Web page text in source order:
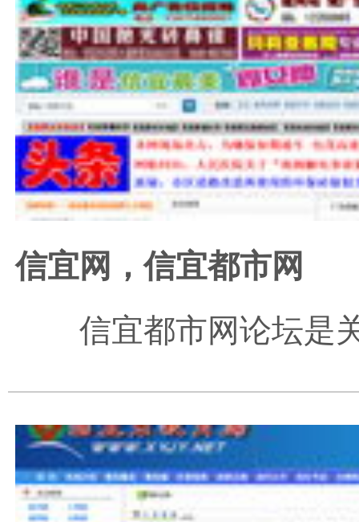
信宜网，信宜都市网
信宜都市网论坛是